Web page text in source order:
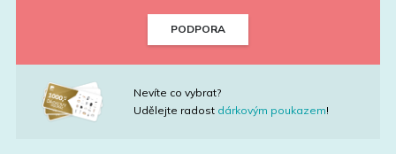
PODPORA
Nevíte co vybrat?
Udělejte radost dárkovým poukazem!